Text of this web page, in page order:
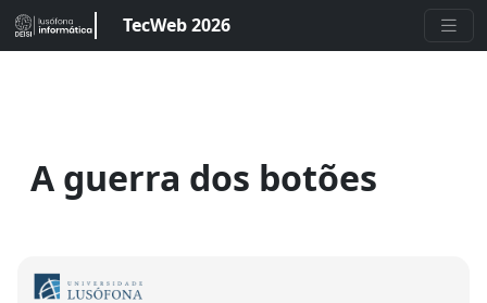
TecWeb 2026
A guerra dos botões